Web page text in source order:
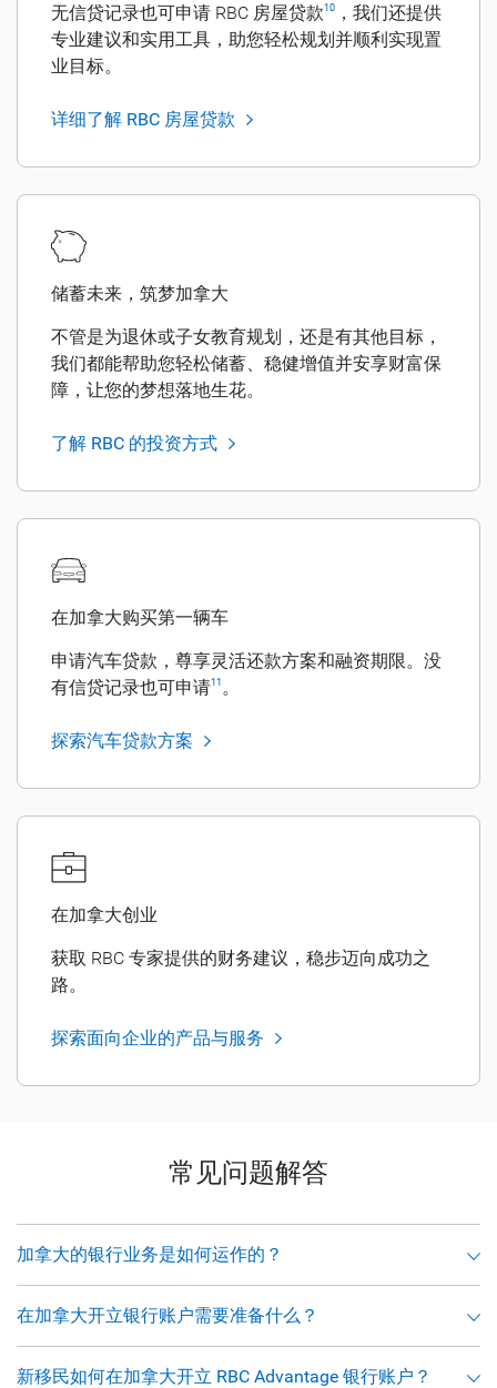
无信贷记录也可申请 RBC 房屋贷款10
，我们还提供
专业建议和实用工具，助您轻松规划并顺利实现置
业目标。
详细了解 RBC 房屋贷款
储蓄未来，筑梦加拿大
不管是为退休或子女教育规划，还是有其他目标，
我们都能帮助您轻松储蓄、稳健增值并安享财富保
障，让您的梦想落地生花。
了解 RBC 的投资方式
在加拿大购买第一辆车
申请汽车贷款，尊享灵活还款方案和融资期限。没
有信贷记录也可申请11 。
探索汽车贷款方案
在加拿大创业
获取 RBC 专家提供的财务建议，稳步迈向成功之
路。
探索面向企业的产品与服务
常见问题解答
加拿大的银行业务是如何运作的？
在加拿大开立银行账户需要准备什么？
新移民如何在加拿大开立 RBC Advantage 银行账户？